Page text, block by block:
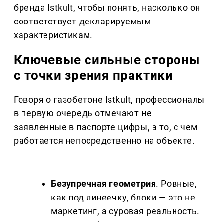
бренда Istkult, чтобы понять, насколько он
соответствует декларируемым
характеристикам.
Ключевые сильные стороны
с точки зрения практики
Говоря о газобетоне Istkult, профессионалы
в первую очередь отмечают не
заявленные в паспорте цифры, а то, с чем
работается непосредственно на объекте.
Безупречная геометрия. Ровные,
как под линеечку, блоки — это не
маркетинг, а суровая реальность.